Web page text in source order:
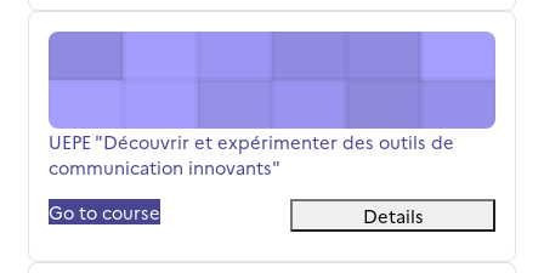
UEPE "Découvrir et expérimenter des outils de
Όνομα μαθήματος
UEPE "Découvrir et expérimenter des outils de
communication innovants"
Go to course
Details